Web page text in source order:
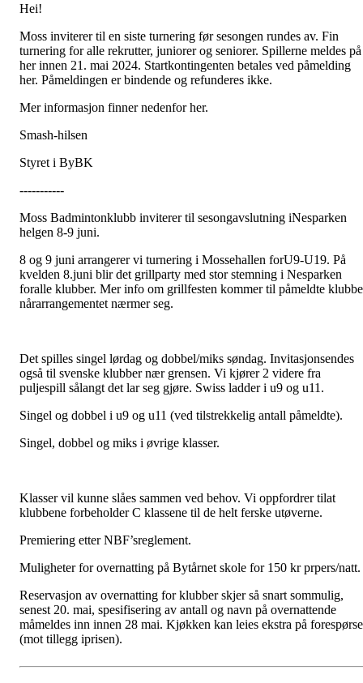
Hei!
Moss inviterer til en siste turnering før sesongen rundes av. Fin
turnering for alle rekrutter, juniorer og seniorer. Spillerne meldes på
her innen 21. mai 2024. Startkontingenten betales ved påmelding
her. Påmeldingen er bindende og refunderes ikke.
Mer informasjon finner nedenfor her.
Smash-hilsen
Styret i ByBK
-----------
Moss Badmintonklubb inviterer til sesongavslutning iNesparken
helgen 8-9 juni.
8 og 9 juni arrangerer vi turnering i Mossehallen forU9-U19. På
kvelden 8.juni blir det grillparty med stor stemning i Nesparken
foralle klubber. Mer info om grillfesten kommer til påmeldte
nårarrangementet nærmer seg.
Det spilles singel lørdag og dobbel/miks søndag. Invitasjonsendes
også til svenske klubber nær grensen. Vi kjører 2 videre fra
puljespill sålangt det lar seg gjøre. Swiss ladder i u9 og u11.
Singel og dobbel i u9 og u11 (ved tilstrekkelig antall påmeldte).
Singel, dobbel og miks i øvrige klasser.
Klasser vil kunne slåes sammen ved behov. Vi oppfordrer tilat
klubbene forbeholder C klassene til de helt ferske utøverne.
Premiering etter NBF’sreglement.
Muligheter for overnatting på Bytårnet skole for 150 kr prpers/natt.
Reservasjon av overnatting for klubber skjer så snart sommulig,
senest 20. mai, spesifisering av antall og navn på overnattende
måmeldes inn innen 28 mai. Kjøkken kan leies ekstra på
(mot tillegg iprisen).